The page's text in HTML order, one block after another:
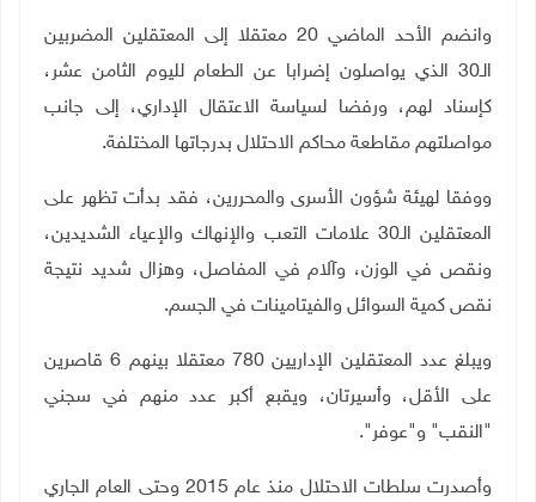
وانضم الأحد الماضي 20 معتقلا إلى المعتقلين المضربين
الـ30 الذي يواصلون إضرابا عن الطعام لليوم الثامن عشر،
كإسناد لهم، ورفضا لسياسة الاعتقال الإداري، إلى جانب
مواصلتهم مقاطعة محاكم الاحتلال بدرجاتها المختلفة.
ووفقا لهيئة شؤون الأسرى والمحررين، فقد بدأت تظهر على
المعتقلين الـ30 علامات التعب والإنهاك والإعياء الشديدين،
ونقص في الوزن، وآلام في المفاصل، وهزال شديد نتيجة
نقص كمية السوائل والفيتامينات في الجسم.
ويبلغ عدد المعتقلين الإداريين 780 معتقلا بينهم 6 قاصرين
على الأقل، وأسيرتان، ويقبع أكبر عدد منهم في سجني
"النقب" و"عوفر".
وأصدرت سلطات الاحتلال منذ عام 2015 وحتى العام الجاري